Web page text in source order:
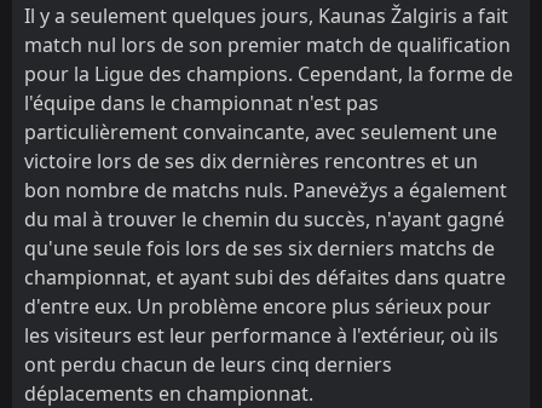
Il y a seulement quelques jours, Kaunas Žalgiris a fait
match nul lors de son premier match de qualification
pour la Ligue des champions. Cependant, la forme de
l'équipe dans le championnat n'est pas
particulièrement convaincante, avec seulement une
victoire lors de ses dix dernières rencontres et un
bon nombre de matchs nuls. Panevėžys a également
du mal à trouver le chemin du succès, n'ayant gagné
qu'une seule fois lors de ses six derniers matchs de
championnat, et ayant subi des défaites dans quatre
d'entre eux. Un problème encore plus sérieux pour
les visiteurs est leur performance à l'extérieur, où ils
ont perdu chacun de leurs cinq derniers
déplacements en championnat.